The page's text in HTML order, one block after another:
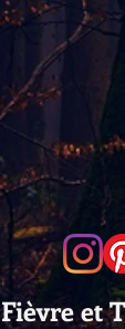
Fièvre et